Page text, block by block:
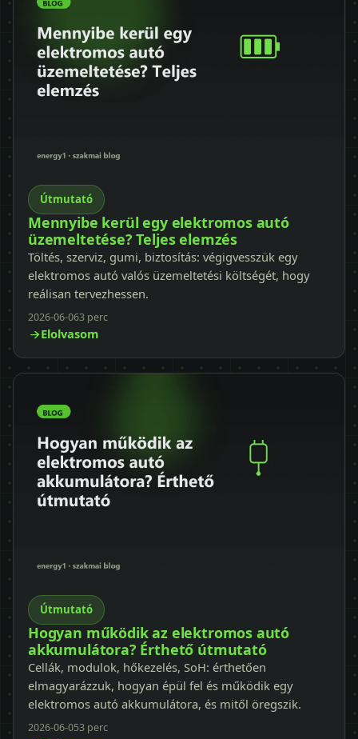
Útmutató
Mennyibe kerül egy elektromos autó
üzemeltetése? Teljes elemzés
Töltés, szerviz, gumi, biztosítás: végigvesszük egy
elektromos autó valós üzemeltetési költségét, hogy
reálisan tervezhessen.
2026-06-063 perc
Elolvasom
Útmutató
Hogyan működik az elektromos autó
akkumulátora? Érthető útmutató
Cellák, modulok, hőkezelés, SoH: érthetően
elmagyarázzuk, hogyan épül fel és működik egy
elektromos autó akkumulátora, és mitől öregszik.
2026-06-053 perc